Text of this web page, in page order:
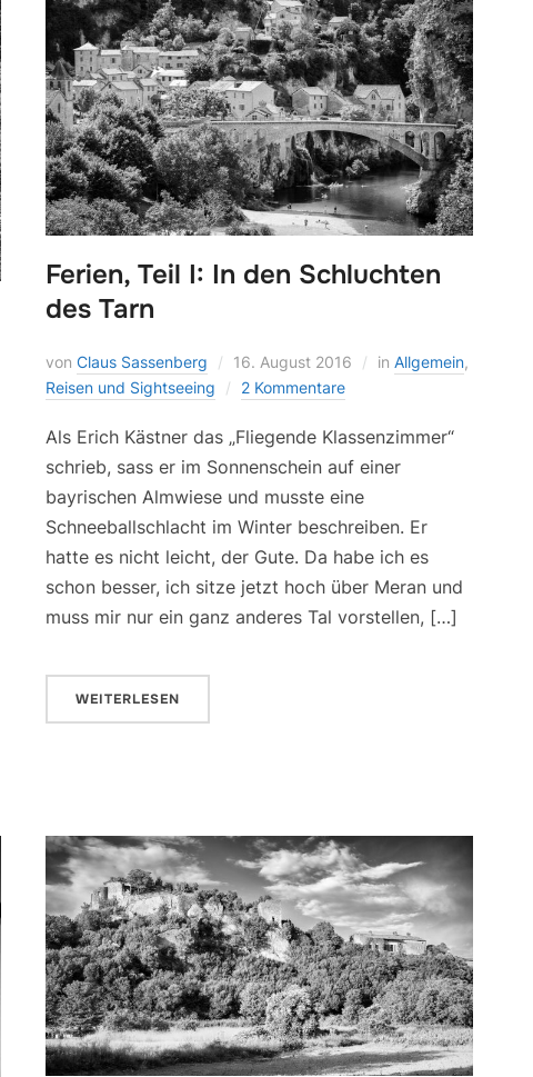
Ferien, Teil I: In den Schluchten
des Tarn
von Claus Sassenberg 16. August 2016 in Allgemein,
Reisen und Sightseeing
2 Kommentare
Als Erich Kästner das „Fliegende Klassenzimmer“
schrieb, sass er im Sonnenschein auf einer
bayrischen Almwiese und musste eine
Schneeballschlacht im Winter beschreiben. Er
hatte es nicht leicht, der Gute. Da habe ich es
schon besser, ich sitze jetzt hoch über Meran und
muss mir nur ein ganz anderes Tal vorstellen, […]
WEITERLESEN